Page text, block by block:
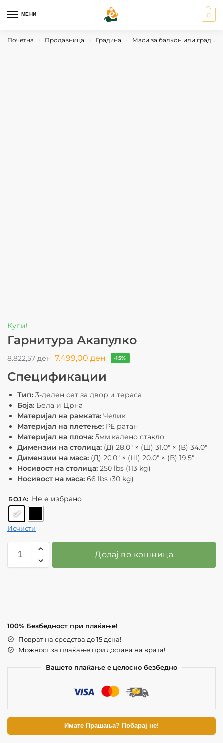
МЕНИ 0
Почетна › Продавница › Градина › Маси за балкон или градина
Купи!
Гарнитура Акапулко
8.822,57ден 7.499,00 ден -15%
Спецификации
Тип: 3-делен сет за двор и тераса
Боја: Бела и Црна
Материјал на рамката: Челик
Материјал на плетење: PE ратан
Материјал на плоча: 5мм калено стакло
Димензии на столица: (Д) 28.0″ × (Ш) 31.0″ × (В) 34.0″
Димензии на маса: (Д) 20.0″ × (Ш) 20.0″ × (В) 19.5″
Носивост на столица: 250 lbs (113 kg)
Носивост на маса: 66 lbs (30 kg)
БОЈА: Не е избрано
Исчисти
Додај во кошница
100% Безбедност при плаќање!
Поврат на средства до 15 дена!
Можност за плаќање при достава на врата!
Вашето плаќање е целосно безбедно
Имате Прашања? Побарај не!